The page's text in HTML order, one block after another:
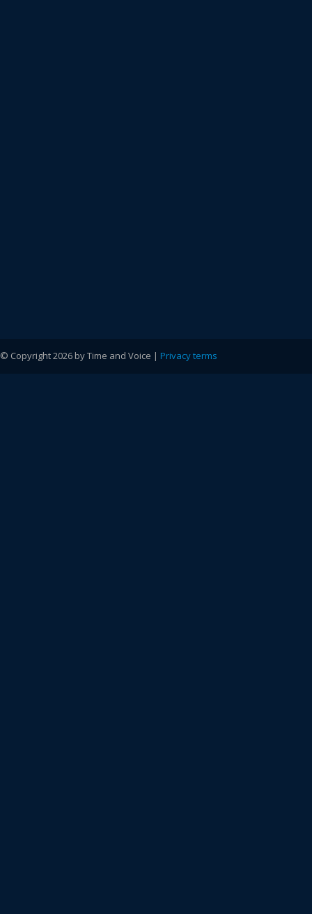
© Copyright 2026 by Time and Voice | Privacy terms